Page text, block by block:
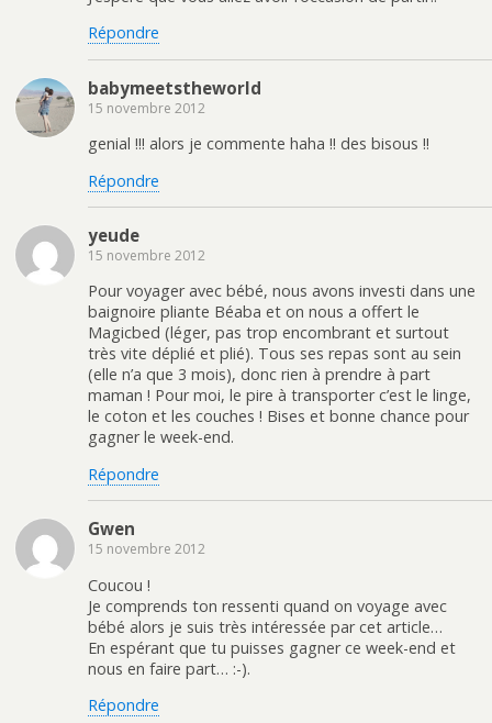
t
r
) r
)
Répondre
babymeetstheworld
15 novembre 2012
genial !!! alors je commente haha !! des bisous !!
Répondre
yeude
15 novembre 2012
Pour voyager avec bébé, nous avons investi dans une
baignoire pliante Béaba et on nous a offert le
Magicbed (léger, pas trop encombrant et surtout
très vite déplié et plié). Tous ses repas sont au sein
(elle n’a que 3 mois), donc rien à prendre à part
maman ! Pour moi, le pire à transporter c’est le linge,
le coton et les couches ! Bises et bonne chance pour
gagner le week-end.
Répondre
Gwen
15 novembre 2012
Coucou !
Je comprends ton ressenti quand on voyage avec
bébé alors je suis très intéressée par cet article…
En espérant que tu puisses gagner ce week-end et
nous en faire part… :-).
Répondre